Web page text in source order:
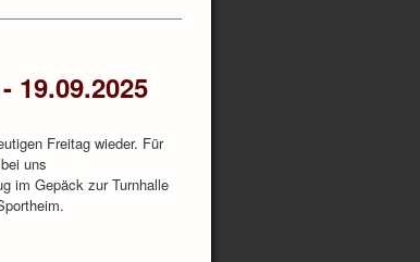
19.09.2025
Freitag wieder. Für
uns
im Gepäck zur Turnhalle